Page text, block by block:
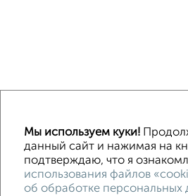
ИЖС СНТ В черте города
Контакты
Политика
Мы используем куки!
данный сайт и нажимая на
подтверждаю, что я
использования файлов
об обработке персональных